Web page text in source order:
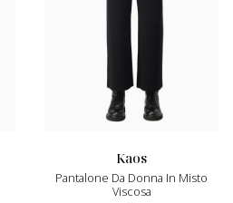
kaos
Pantalone Da Donna In Misto
Viscosa